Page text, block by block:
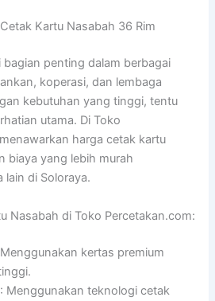
Kartu Nasabah 36 Rim
penting dalam berbagai
koperasi, dan lembaga
kebutuhan yang tinggi, tentu
utama. Di Toko
harga cetak kartu
biaya yang lebih murah
lain di Soloraya.
Nasabah di Toko Percetakan.com:
kertas premium
: Menggunakan teknologi cetak